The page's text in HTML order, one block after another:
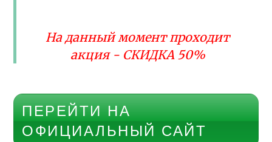
На данный момент проходит
акция - СКИДКА 50%
ПЕРЕЙТИ НА
ОФИЦИАЛЬНЫЙ САЙТ